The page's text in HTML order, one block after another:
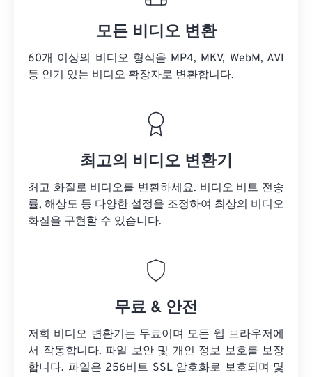
모든 비디오 변환
60개 이상의 비디오 형식을 MP4, MKV, WebM, AVI
등 인기 있는 비디오 확장자로 변환합니다.
최고의 비디오 변환기
최고 화질로 비디오를 변환하세요. 비디오 비트 전송
률, 해상도 등 다양한 설정을 조정하여 최상의 비디오
화질을 구현할 수 있습니다.
무료 & 안전
저희 비디오 변환기는 무료이며 모든 웹 브라우저에
서 작동합니다. 파일 보안 및 개인 정보 보호를 보장
합니다. 파일은 256비트 SSL 암호화로 보호되며 몇